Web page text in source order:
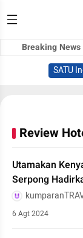
Breaking News
SATU
Review
Utamakan
Serpong
6 Agt 2024